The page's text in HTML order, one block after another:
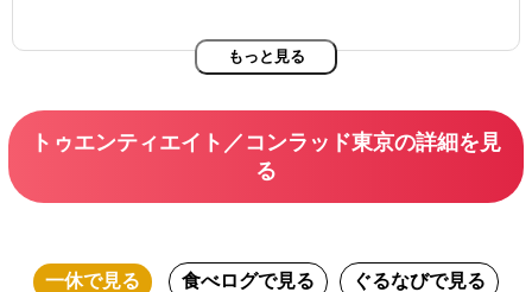
もっと見る
トゥエンティエイト／コンラッド東京の詳細を見
る
一休で見る 食べログで見る ぐるなびで見る